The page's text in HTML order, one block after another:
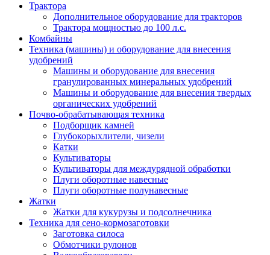
Трактора
Дополнительное оборудование для тракторов
Трактора мощностью до 100 л.с.
Комбайны
Техника (машины) и оборудование для внесения
удобрений
Машины и оборудование для внесения
гранулированных минеральных удобрений
Машины и оборудование для внесения твердых
органических удобрений
Почво-обрабатывающая техника
Подборщик камней
Глубокорыхлители, чизели
Катки
Культиваторы
Культиваторы для междурядной обработки
Плуги оборотные навесные
Плуги оборотные полунавесные
Жатки
Жатки для кукурузы и подсолнечника
Техника для сено-кормозаготовки
Заготовка силоса
Обмотчики рулонов